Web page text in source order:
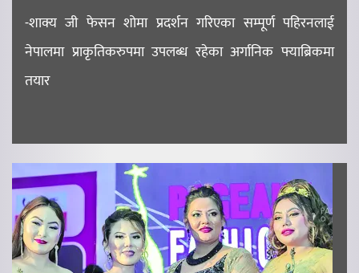
-शाक्य जी फेसन शोमा प्रदर्शन गरिएका सम्पूर्ण पहिरनलाई
नेपालमा प्राकृतिकरुपमा उपलब्ध रहेका अर्गानिक फ्याब्रिकमा
तयार